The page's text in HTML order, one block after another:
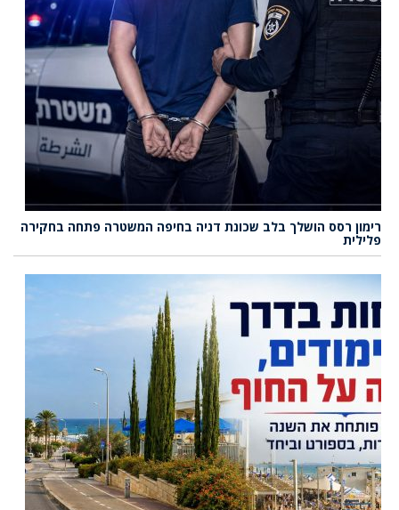
רימון רסס הושלך בלב שכונת דניה בחיפה המשטרה פתחה בחקירה
פלילית